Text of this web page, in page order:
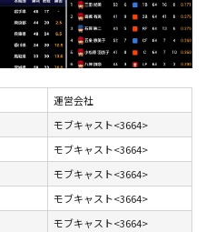
運営会社
モブキャスト<3664>
モブキャスト<3664>
モブキャスト<3664>
モブキャスト<3664>
モブキャスト<3664>